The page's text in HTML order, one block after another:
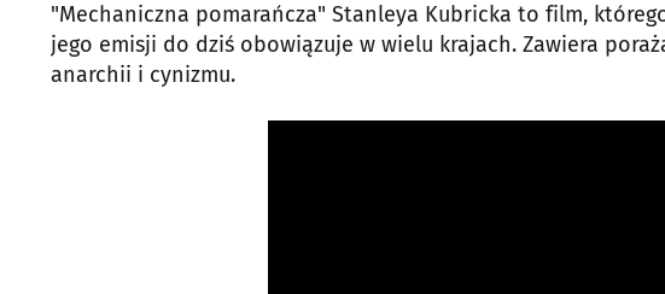
"Mechaniczna pomarańcza" Stanleya Kubricka to film,
jego emisji do dziś obowiązuje w wielu krajach. Zawiera
anarchii i cynizmu.